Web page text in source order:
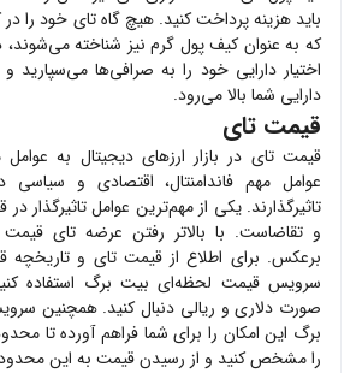
باید هزینه پرداخت کنید. هیچ گاهتای خود را
که به عنوان کیف پول گرم نیز شناخته می‌شوند،
اختیار دارایی خود را به صرافی‌ها
دارایی شما بالا می‌رود.
قیمت تای
قیمتتای در بازار ارزهای دیجیتال به
عوامل مهم فاندامنتال، اقتصادی و سیاسی
تاثیرگذارند. یکی از مهم‌ترین عوامل تاثیرگذار
و تقاضاست. با بالاتر رفتن عرضه تای
برعکس. برای اطلاع از قیمتتای و تاریخچه
سرویس قیمت لحظه‌ای بیت برگ استفاده
صورت دلاری و ریالی دنبال کنید. همچنین
برگ این امکان را برای شما فراهم آورده تا
را مشخص کنید و از رسیدن قیمت به این